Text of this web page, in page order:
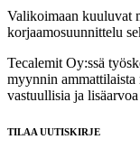
Valikoimaan kuuluvat
korjaamosuunnittelu
Tecalemit Oy:ssä
myynnin ammattilaista
vastuullisia ja
TILAA UUTISKIRJE